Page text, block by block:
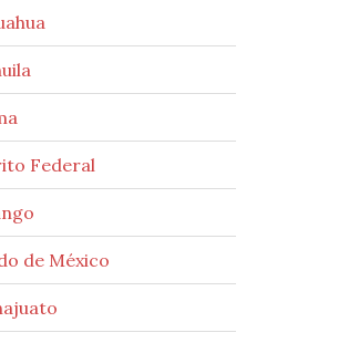
Federal
de México